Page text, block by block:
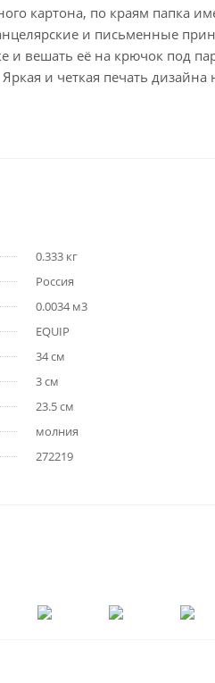
картона, по краям папка
и письменные
и вешать её на крючок под
и четкая печать дизайна
0.333 кг
Россия
0.0034 м3
EQUIP
34 см
3 см
23.5 см
молния
272219